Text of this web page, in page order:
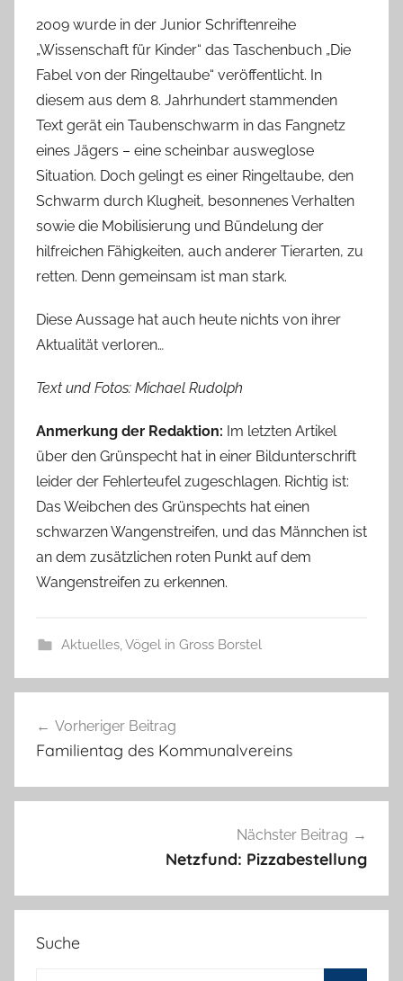
2009 wurde in der Junior Schriftenreihe
„Wissenschaft für Kinder“ das Taschenbuch „Die
Fabel von der Ringeltaube“ veröffentlicht. In
diesem aus dem 8. Jahrhundert stammenden
Text gerät ein Taubenschwarm in das Fangnetz
eines Jägers – eine scheinbar ausweglose
Situation. Doch gelingt es einer Ringeltaube, den
Schwarm durch Klugheit, besonnenes Verhalten
sowie die Mobilisierung und Bündelung der
hilfreichen Fähigkeiten, auch anderer Tierarten, zu
retten. Denn gemeinsam ist man stark.
Diese Aussage hat auch heute nichts von ihrer
Aktualität verloren…
Text und Fotos: Michael Rudolph
Anmerkung der Redaktion: Im letzten Artikel
über den Grünspecht hat in einer Bildunterschrift
leider der Fehlerteufel zugeschlagen. Richtig ist:
Das Weibchen des Grünspechts hat einen
schwarzen Wangenstreifen, und das Männchen ist
an dem zusätzlichen roten Punkt auf dem
Wangenstreifen zu erkennen.
Aktuelles,Vögel in Gross Borstel
Vorheriger Beitrag
Familientag des Kommunalvereins
Nächster Beitrag
Netzfund: Pizzabestellung
Suche